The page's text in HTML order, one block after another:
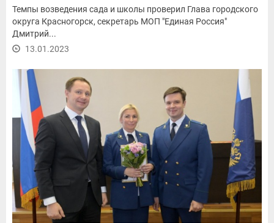
Темпы возведения сада и школы проверил Глава городского
округа Красногорск, секретарь МОП "Единая Россия"
Дмитрий...
13.01.2023